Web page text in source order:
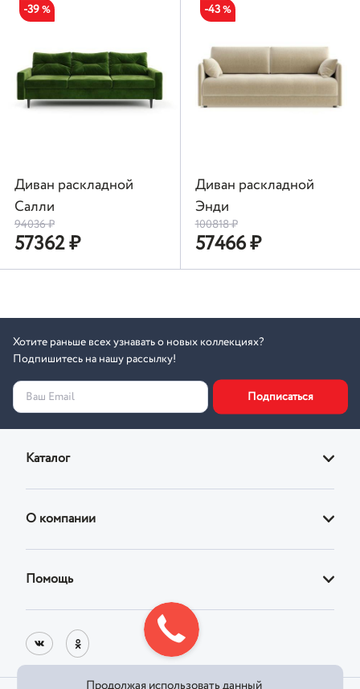
-39%
Диван раскладной
Салли
94036₽
57362₽
-43 %
Диван раскладной
Энди
100818₽
57466₽
Хотите раньше всех узнавать о новых коллекциях?
Подпишитесь на нашу рассылку!
Ваш Email Подписаться
Каталог
Кресла
Стулья
Корпусная
О компании
Реквизиты
Помощь
Оплата